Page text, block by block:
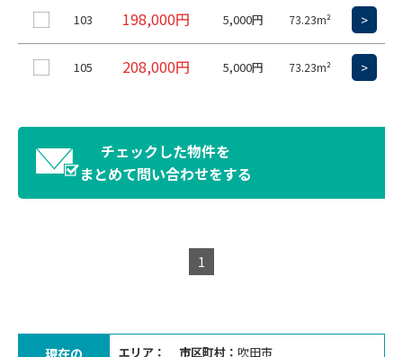
103 198,000円 5,000円 73.23m² >
105 208,000円 5,000円 73.23m² >
チェックした物件を
まとめて問い合わせをする
1
現在の
エリア： 市区町村： 吹田市